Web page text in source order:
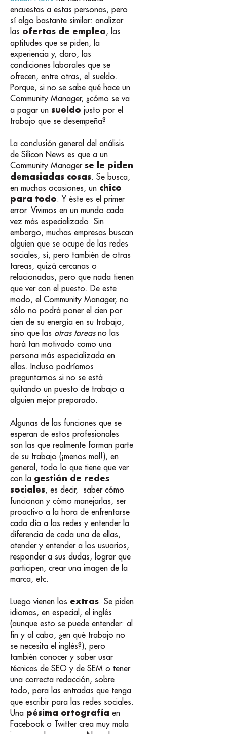
encuestas a estas personas, pero
sí algo bastante similar: analizar
las ofertas de empleo, las
aptitudes que se piden, la
experiencia y, claro, las
condiciones laborales que se
ofrecen, entre otras, el sueldo.
Porque, si no se sabe qué hace un
Community Manager, ¿cómo se va
a pagar un sueldo justo por el
trabajo que se desempeña?
La conclusión general del análisis
de Silicon News es que a un
Community Manager se le piden
demasiadas cosas. Se busca,
en muchas ocasiones, un chico
para todo. Y éste es el primer
error. Vivimos en un mundo cada
vez más especializado. Sin
embargo, muchas empresas buscan
alguien que se ocupe de las redes
sociales, sí, pero también de otras
tareas, quizá cercanas o
relacionadas, pero que nada tienen
que ver con el puesto. De este
modo, el Community Manager, no
sólo no podrá poner el cien por
cien de su energía en su trabajo,
sino que las otras tareas no las
hará tan motivado como una
persona más especializada en
ellas. Incluso podríamos
preguntarnos si no se está
quitando un puesto de trabajo a
alguien mejor preparado.
Algunas de las funciones que se
esperan de estos profesionales
son las que realmente forman parte
de su trabajo (¡menos mal!), en
general, todo lo que tiene que ver
con la gestión de redes
sociales, es decir, saber cómo
funcionan y cómo manejarlas, ser
proactivo a la hora de enfrentarse
cada día a las redes y entender la
diferencia de cada una de ellas,
atender y entender a los usuarios,
responder a sus dudas, lograr que
participen, crear una imagen de la
marca, etc.
Luego vienen los extras. Se piden
idiomas, en especial, el inglés
(aunque esto se puede entender: al
fin y al cabo, ¿en qué trabajo no
se necesita el inglés?), pero
también conocer y saber usar
técnicas de SEO y de SEM o tener
una correcta redacción, sobre
todo, para las entradas que tenga
que escribir para las redes sociales.
Una pésima ortografía en
Facebook o Twitter crea muy mala